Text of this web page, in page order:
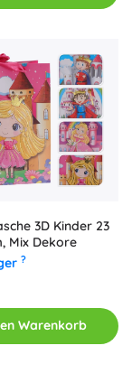
3D Kinder 23
Mix Dekore
?
Warenkorb